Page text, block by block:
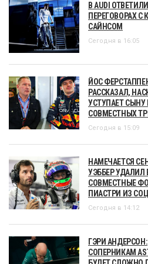
В AUDI
ПЕРЕГОВОРАХ С
САЙНСОМ
Сегодня в 16:05
ЙОС
РАССКАЗАЛ,
УСТУПАЕТ СЫНУ
СОВМЕСТНЫХ
Сегодня в 15:09
НАМЕЧАЕТСЯ
УЭББЕР УДАЛИЛ
СОВМЕСТНЫЕ
ПИАСТРИ ИЗ
Сегодня в 14:12
ГЭРИ АНДЕРСОН:
СОПЕРНИКАМ